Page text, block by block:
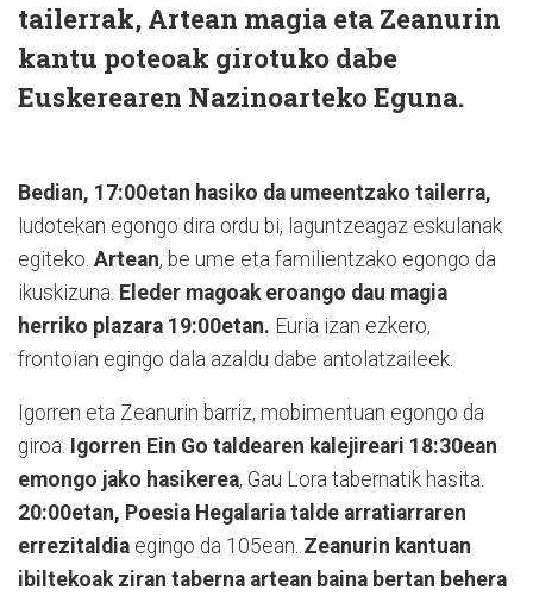
tailerrak, Artean magia eta Zeanurin
kantu poteoak girotuko dabe
Euskerearen Nazinoarteko Eguna.
Bedian, 17:00etan hasiko da umeentzako tailerra,
ludotekan egongo dira ordu bi, laguntzeagaz eskulanak
egiteko. Artean, be ume eta familientzako egongo da
ikuskizuna. Eleder magoak eroango dau magia
herriko plazara 19:00etan. Euria izan ezkero,
frontoian egingo dala azaldu dabe antolatzaileek.
Igorren eta Zeanurin barriz, mobimentuan egongo da
giroa. Igorren Ein Go taldearen kalejireari 18:30ean
emongo jako hasikerea, Gau Lora tabernatik hasita.
20:00etan, Poesia Hegalaria talde arratiarraren
errezitaldia egingo da 105ean. Zeanurin kantuan
ibiltekoak ziran taberna artean baina bertan behera